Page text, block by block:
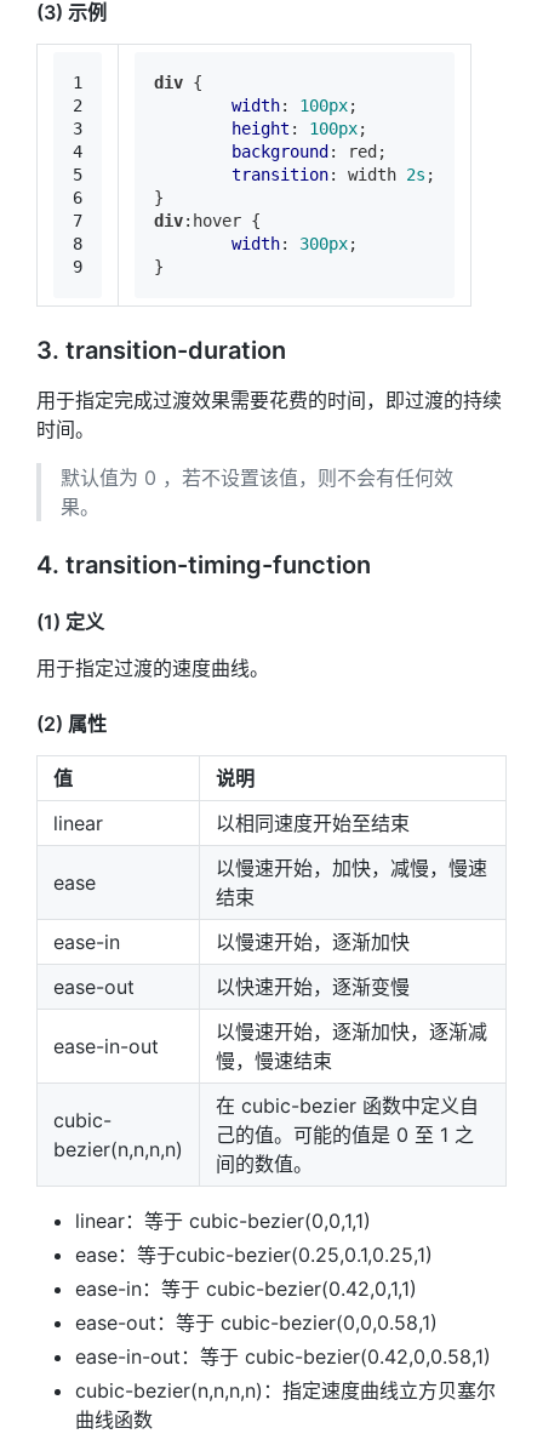
(3) 示例
1
2
3
4
5
6
7
8
9
div {
width: 100px;
height : 100px;
background : red;
transition: width 2s ;
}
div:hover {
width: 300px;
}
3. transition-duration
用于指定完成过渡效果需要花费的时间，即过渡的持续
时间。
默认值为 0 ，若不设置该值，则不会有任何效
果。
4. transition-timing-function
(1) 定义
用于指定过渡的速度曲线。
(2) 属性
值
说明
linear
以相同速度开始至结束
ease
以慢速开始，加快，减慢，慢速
结束
ease-in
以慢速开始，逐渐加快
ease-out
以快速开始，逐渐变慢
ease-in-out
以慢速开始，逐渐加快，逐渐减
慢，慢速结束
cubic-
bezier(n,n,n,n)
在 cubic-bezier 函数中定义自
己的值。可能的值是 0 至 1 之
间的数值。
linear：等于 cubic-bezier(0,0,1,1)
ease：等于cubic-bezier(0.25,0.1,0.25,1)
ease-in：等于 cubic-bezier(0.42,0,1,1)
ease-out：等于 cubic-bezier(0,0,0.58,1)
ease-in-out：等于 cubic-bezier(0.42,0,0.58,1)
cubic-bezier(n,n,n,n)：指定速度曲线立方贝塞尔
曲线函数